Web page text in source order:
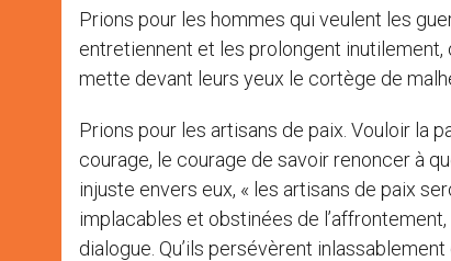
Prions pour les hommes qui veulent les
entretiennent et les prolongent
mette devant leurs yeux le cortège de
Prions pour les artisans de paix. Vouloir la
courage, le courage de savoir renoncer à
injuste envers eux, « les artisans de paix
implacables et obstinées de
dialogue. Qu’ils persévèrent